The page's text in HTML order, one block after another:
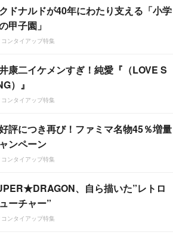
ドナルドが40年にわたり支える「小学
甲子園」
コンタイアップ特集
康二イケメンすぎ！純愛『（LOVE S
）』
コンタイアップ特集
評につき再び！ファミマ名物45％増量
ンペーン
コンタイアップ特集
、自ら描いた”レトロ
ーチャー”
コンタイアップ特集